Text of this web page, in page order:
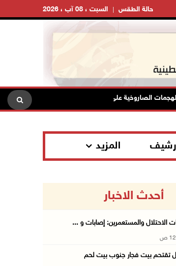
السبت ، 08 آب ، 2026 حالة الطقس
الصاروخية على المملكة العربية السعودية والجمهورية
المزيد
أحدث الاخبار
الاحتلال والمستعمرين: إصابات و ...
تقتحم بيت فجار جنوب بيت لحم